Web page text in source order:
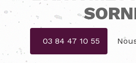
03 84 47 10 55